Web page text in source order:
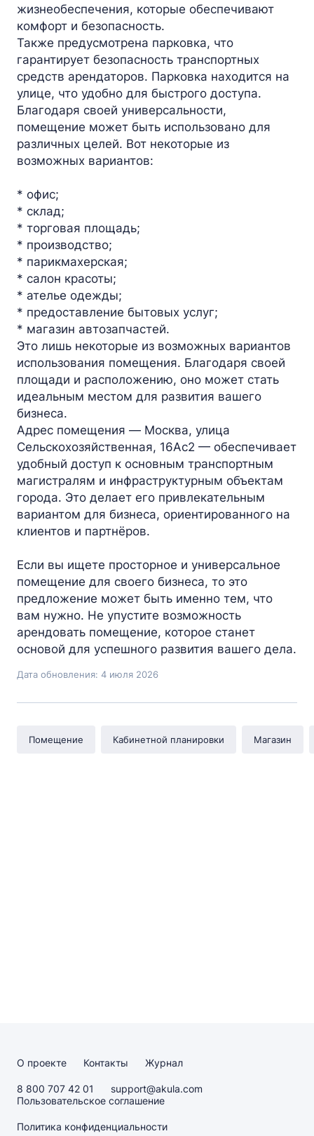
жизнеобеспечения, которые обеспечивают
комфорт и безопасность.
Также предусмотрена парковка, что
гарантирует безопасность транспортных
средств арендаторов. Парковка находится на
улице, что удобно для быстрого доступа.
Благодаря своей универсальности,
помещение может быть использовано для
различных целей. Вот некоторые из
возможных вариантов:
* офис;
* склад;
* торговая площадь;
* производство;
* парикмахерская;
* салон красоты;
* ателье одежды;
* предоставление бытовых услуг;
* магазин автозапчастей.
Это лишь некоторые из возможных вариантов
использования помещения. Благодаря своей
площади и расположению, оно может стать
идеальным местом для развития вашего
бизнеса.
Адрес помещения — Москва, улица
Сельскохозяйственная, 16Ас2 — обеспечивает
удобный доступ к основным транспортным
магистралям и инфраструктурным объектам
города. Это делает его привлекательным
вариантом для бизнеса, ориентированного на
клиентов и партнёров.
Если вы ищете просторное и универсальное
помещение для своего бизнеса, то это
предложение может быть именно тем, что
вам нужно. Не упустите возможность
арендовать помещение, которое станет
основой для успешного развития вашего дела.
Дата обновления: 4 июля 2026
Помещение Кабинетной планировки Магазин
О проекте Контакты Журнал
8 800 707 42 01
support@akula.com
Пользовательское соглашение
Политика конфиденциальности